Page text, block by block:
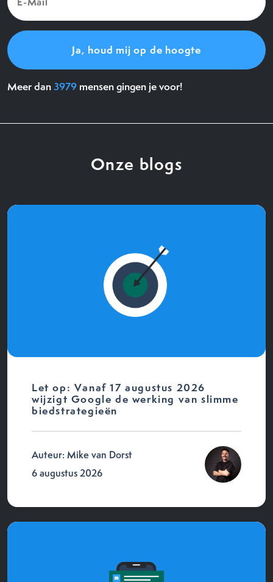
Mail
(Vereist)
Meer dan3979 mensen gingen je voor!
Onze blogs
Let op: Vanaf 17 augustus 2026
wijzigt Google de werking van slimme
biedstrategieën
Auteur: Mike van Dorst
6 augustus 2026